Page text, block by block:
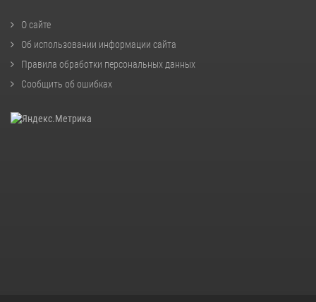
О сайте
Об использовании информации сайта
Правила обработки персональных данных
Сообщить об ошибках